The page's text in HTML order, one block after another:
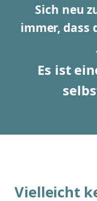
Sich neu
immer, dass
Es ist
Vielleicht